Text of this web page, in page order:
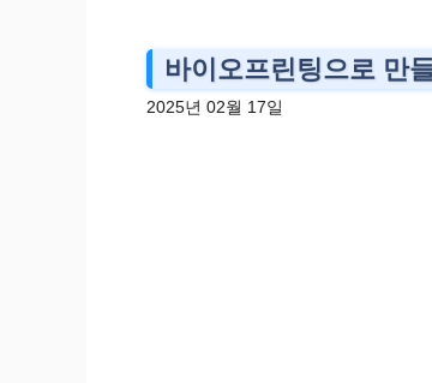
바이오프린팅으로 만
2025년 02월 17일